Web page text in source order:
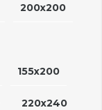
200x200
155x200
220x240